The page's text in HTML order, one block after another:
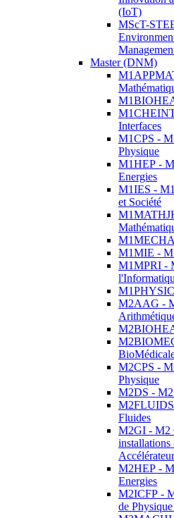
(IoT)
MScT-
Master (DNM)
Interfaces
M1CPS -
Physique
M1HEP -
Energies
M1IES -
et Société
M1MIE -
M1MPRI -
M2AAG -
M2CPS -
Physique
M2DS - M2
M2FLUIDS
Fluides
M2GI - M2
installations
M2HEP -
Energies
M2ICFP -
de